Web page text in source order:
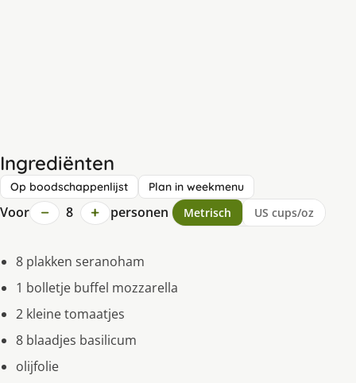
Ingrediënten
Op boodschappenlijst Plan in weekmenu
Voor − 8 + personen Metrisch US cups/oz
8 plakken seranoham
1 bolletje buffel mozzarella
2 kleine tomaatjes
8 blaadjes basilicum
olijfolie